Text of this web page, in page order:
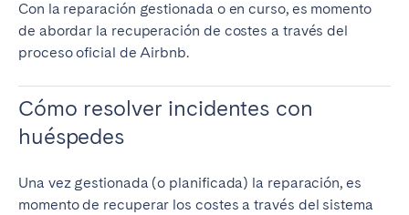
Con la reparación gestionada o en curso, es momento
de abordar la recuperación de costes a través del
proceso oficial de Airbnb.
Cómo resolver incidentes con
huéspedes
Una vez gestionada (o planificada) la reparación, es
momento de recuperar los costes a través del sistema